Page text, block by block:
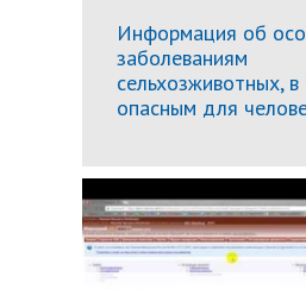
Информация об
заболеваниям
сельхозживотных,
опасным для